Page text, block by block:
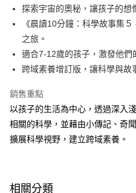
大哥付你分期
相關說明
【大哥付你分期使用說明】
1.本服務由台灣大哥大提供，台灣大
2.付款方式選擇「大哥付你分期」，
流程，驗證手機門號後，選擇欲分期
3.實際核准額度、可分期數及費用金
4.訂單成立30分鐘內，如未前往確認
消。如遇「轉專審核」未通過狀況，
法說明評估內容。
1.分期款項不併入電信帳單，「大哥
AFTEE先享後付
相關說明
【關於「AFTEE先享後付」】
便利好安心！
１．簡單：不需註冊會員、不需綁卡
２．便利：只要手機號碼，簡訊認證
３．安心：先確認商品／服務後，再
３．收到繳費通知簡訊後14天內，點
運送方式
付款後全家取貨｜8/8-8/14運費
每筆NT$70，滿NT$499(含以上)
每筆NT$70，滿NT$800(含以上)
探索宇宙的奧秘，讓孩子的想
《晨讀10分鐘：科學故事集
之旅。
適合7-12歲的孩子，激發他們
跨域素養增訂版，讓科學與故
銷售重點
以孩子的生活為中心，透過深入
相關的科學，並藉由小傳記、奇
擴展科學視野，建立跨域素養。
相關分類